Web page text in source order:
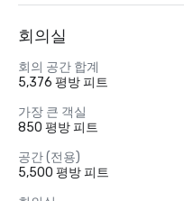
회의실
회의 공간 합계
5,376 평방 피트
가장 큰 객실
850 평방 피트
공간 (전용)
5,500 평방 피트